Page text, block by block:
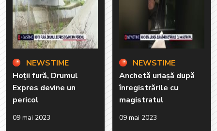
NEWSTIME
Hoții fură, Drumul
Expres devine un
pericol
09 mai 2023
NEWSTIME
Anchetă uriașă după
înregistrările cu
magistratul
09 mai 2023